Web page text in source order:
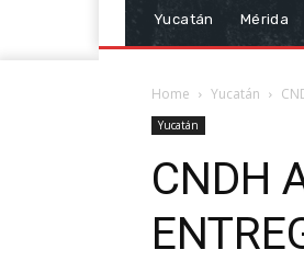
Yucatán Mérida
Home Yucatán
Yucatán
CNDH